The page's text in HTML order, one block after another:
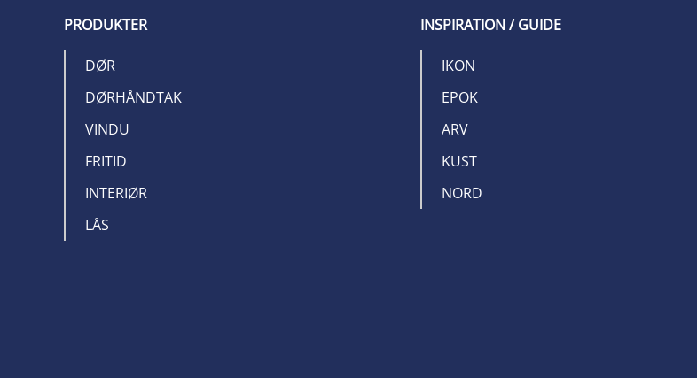
PRODUKTER
DØR
DØRHÅNDTAK
VINDU
FRITID
INTERIØR
LÅS
INSPIRATION / GUIDE
IKON
EPOK
ARV
KUST
NORD